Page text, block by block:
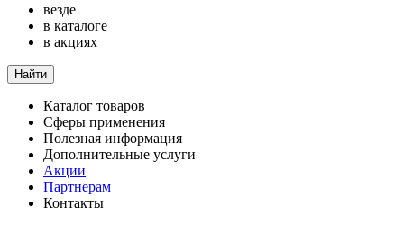
везде
в каталоге
в акциях
Найти
Каталог товаров
Сферы применения
Полезная информация
Дополнительные услуги
Акции
Партнерам
Контакты